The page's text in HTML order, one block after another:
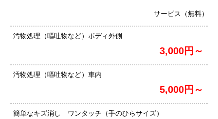
サービス（無料）
汚物処理（嘔吐物など）ボディ外側
3,000円～
汚物処理（嘔吐物など）車内
5,000円～
簡単なキズ消し ワンタッチ（手のひらサイズ）